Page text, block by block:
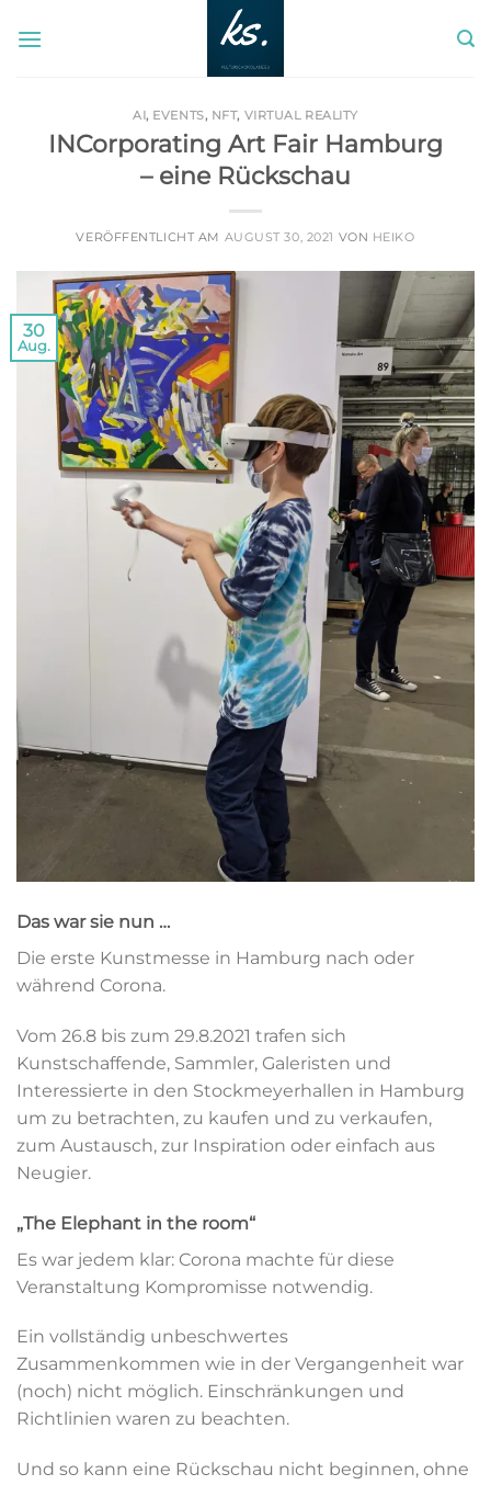
Inhalt
AI, EVENTS, NFT, VIRTUAL REALITY
INCorporating Art Fair Hamburg
– eine Rückschau
VERÖFFENTLICHT AM AUGUST 30, 2021 VON HEIKO
30
Aug.
Das war sie nun …
Die erste Kunstmesse in Hamburg nach oder
während Corona.
Vom 26.8 bis zum 29.8.2021 trafen sich
Kunstschaffende, Sammler, Galeristen und
Interessierte in den Stockmeyerhallen in Hamburg
um zu betrachten, zu kaufen und zu verkaufen,
zum Austausch, zur Inspiration oder einfach aus
Neugier.
„The Elephant in the room“
Es war jedem klar: Corona machte für diese
Veranstaltung Kompromisse notwendig.
Ein vollständig unbeschwertes
Zusammenkommen wie in der Vergangenheit war
(noch) nicht möglich. Einschränkungen und
Richtlinien waren zu beachten.
Und so kann eine Rückschau nicht beginnen, ohne